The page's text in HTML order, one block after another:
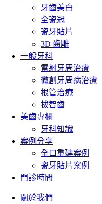
牙齒美白
全瓷冠
瓷牙貼片
3D 齒雕
一般牙科
雷射牙周治療
微創牙周病治療
根管治療
拔智齒
美齒專欄
牙科知識
案例分享
全口重建案例
瓷牙貼片案例
門診時間
關於我們